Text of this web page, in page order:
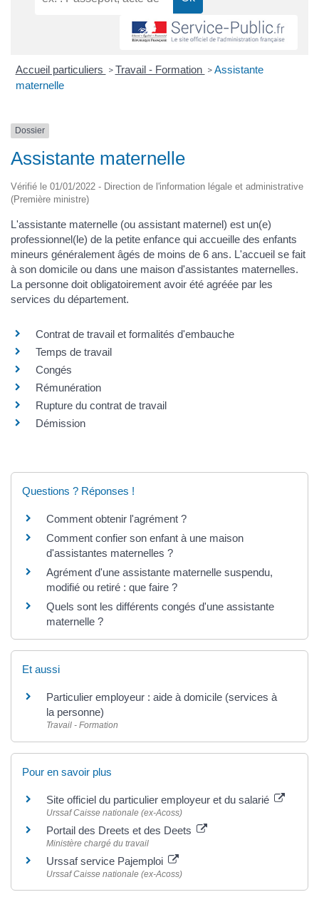
Accueil particuliers > Travail - Formation > Assistante
maternelle
Dossier
Assistante maternelle
Vérifié le 01/01/2022 - Direction de l'information légale et administrative
(Première ministre)
L'assistante maternelle (ou assistant maternel) est un(e)
professionnel(le) de la petite enfance qui accueille des enfants
mineurs généralement âgés de moins de 6 ans. L'accueil se fait
à son domicile ou dans une maison d'assistantes maternelles.
La personne doit obligatoirement avoir été agréée par les
services du département.
Contrat de travail et formalités d'embauche
Temps de travail
Congés
Rémunération
Rupture du contrat de travail
Démission
Questions ? Réponses !
Comment obtenir l'agrément ?
Comment confier son enfant à une maison
d'assistantes maternelles ?
Agrément d'une assistante maternelle suspendu,
modifié ou retiré : que faire ?
Quels sont les différents congés d'une assistante
maternelle ?
Et aussi
Particulier employeur : aide à domicile (services à
la personne)
Travail - Formation
Pour en savoir plus
Site officiel du particulier employeur et du salarié
Urssaf Caisse nationale (ex-Acoss)
Portail des Dreets et des Deets
Ministère chargé du travail
Urssaf service Pajemploi
Urssaf Caisse nationale (ex-Acoss)